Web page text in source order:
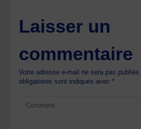
Laisser un
commentaire
Votre adresse e-mail ne sera pas publiée.
obligatoires sont indiqués avec*